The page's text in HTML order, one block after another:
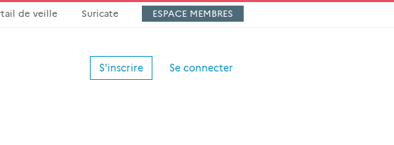
de veille Suricate ESPACE MEMBRES
S'inscrire Se connecter